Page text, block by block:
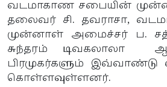
வடமாகாண சபையின்
தலைவர் சி. தவராசா,
முன்னாள் அமைச்சர் ப.
சுந்தரம் டிவகலாலா
பிரமுகர்களும் இவ்வாண்டு
கொள்ளவுள்ளனர்.